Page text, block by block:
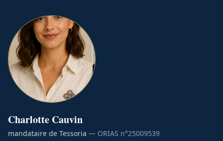
Charlotte Cauvin
mandataire de Tessoria — ORIAS n°25009539